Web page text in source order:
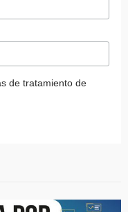
de tratamiento de